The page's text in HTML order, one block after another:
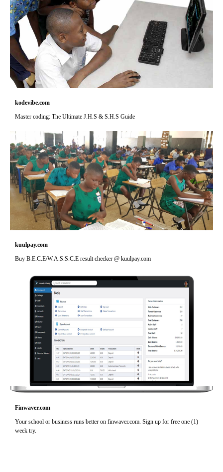
kodevibe.com
Master coding: The Ultimate J.H.S & S.H.S Guide
kuulpay.com
Buy B.E.C.E/W.A.S.S.C.E result checker @ kuulpay.com
Finwaver.com
Your school or business runs better on finwaver.com. Sign up for free one (1)
week try.